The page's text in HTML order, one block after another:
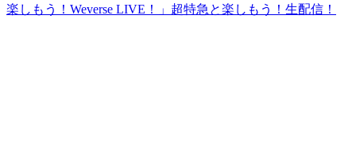
楽しもう！Weverse LIVE！」 超特急と楽しもう！生配信！